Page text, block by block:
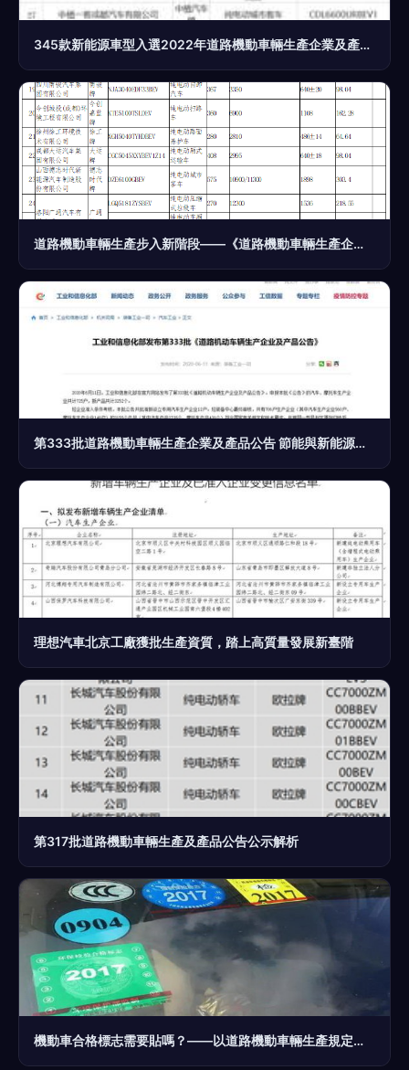
345款新能源車型入選2022年道路機動車輛生產企業及產品公告 產業浪潮再添新活力
道路機動車輛生產步入新階段——《道路機動車輛生產企業及產品公告》(第347批)內容公示觀析
第333批道路機動車輛生產企業及產品公告 節能與新能源領域的新進展
理想汽車北京工廠獲批生產資質，踏上高質量發展新臺階
第317批道路機動車輛生產及產品公告公示解析
機動車合格標志需要貼嗎？——以道路機動車輛生產規定為核心的解讀